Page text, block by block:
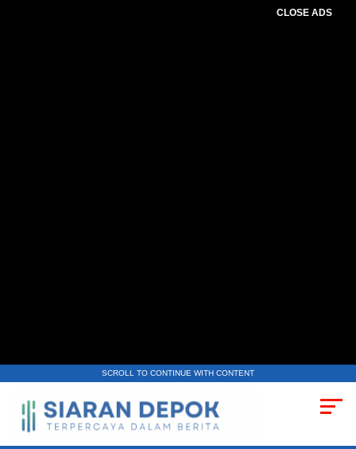
CLOSE ADS
SCROLL TO CONTINUE WITH CONTENT